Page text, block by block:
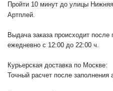
Пройти 10 минут до улицы
Артплей.
Выдача заказа происходит
ежедневно с 12:00 до 22:00 ч.
Курьерская доставка по Москве:
Точный расчет после заполнения